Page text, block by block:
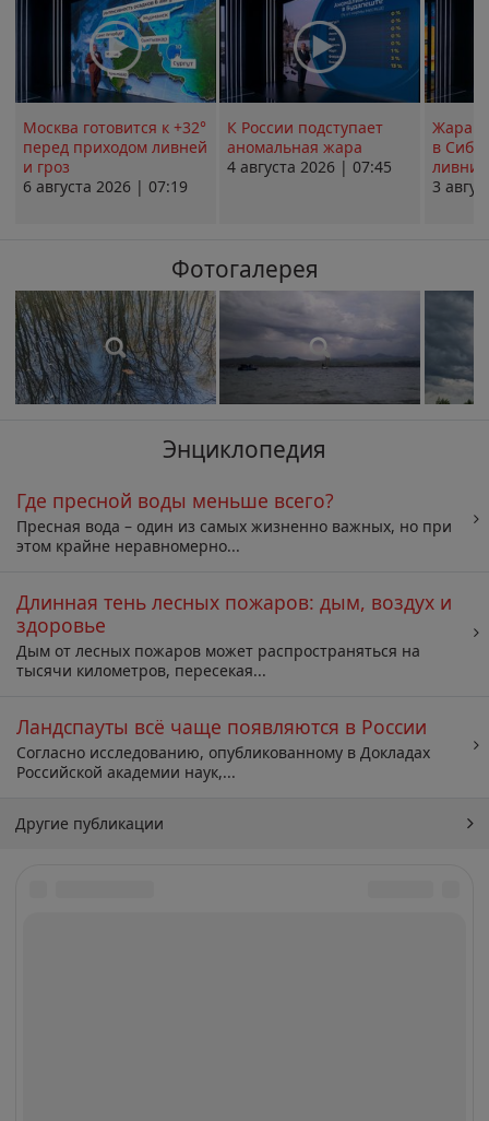
Москва готовится к +32°
перед приходом ливней
и гроз
6 августа 2026 | 07:19
К России подступает
аномальная жара
4 августа 2026 | 07:45
Жара в
в
ливни
3
Фотогалерея
Энциклопедия
Где пресной воды меньше всего?
Пресная вода – один из самых жизненно важных, но при
этом крайне неравномерно...
Длинная тень лесных пожаров: дым, воздух и
здоровье
Дым от лесных пожаров может распространяться на
тысячи километров, пересекая...
Ландспауты всё чаще появляются в России
Согласно исследованию, опубликованному в Докладах
Российской академии наук,...
Другие публикации